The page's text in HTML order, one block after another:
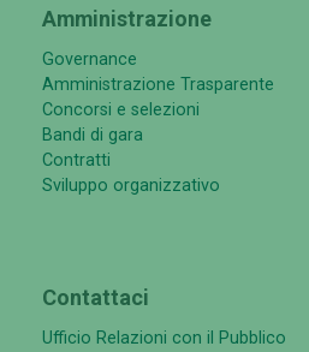
Amministrazione
Governance
Amministrazione Trasparente
Concorsi e selezioni
Bandi di gara
Contratti
Sviluppo organizzativo
Contattaci
Ufficio Relazioni con il Pubblico